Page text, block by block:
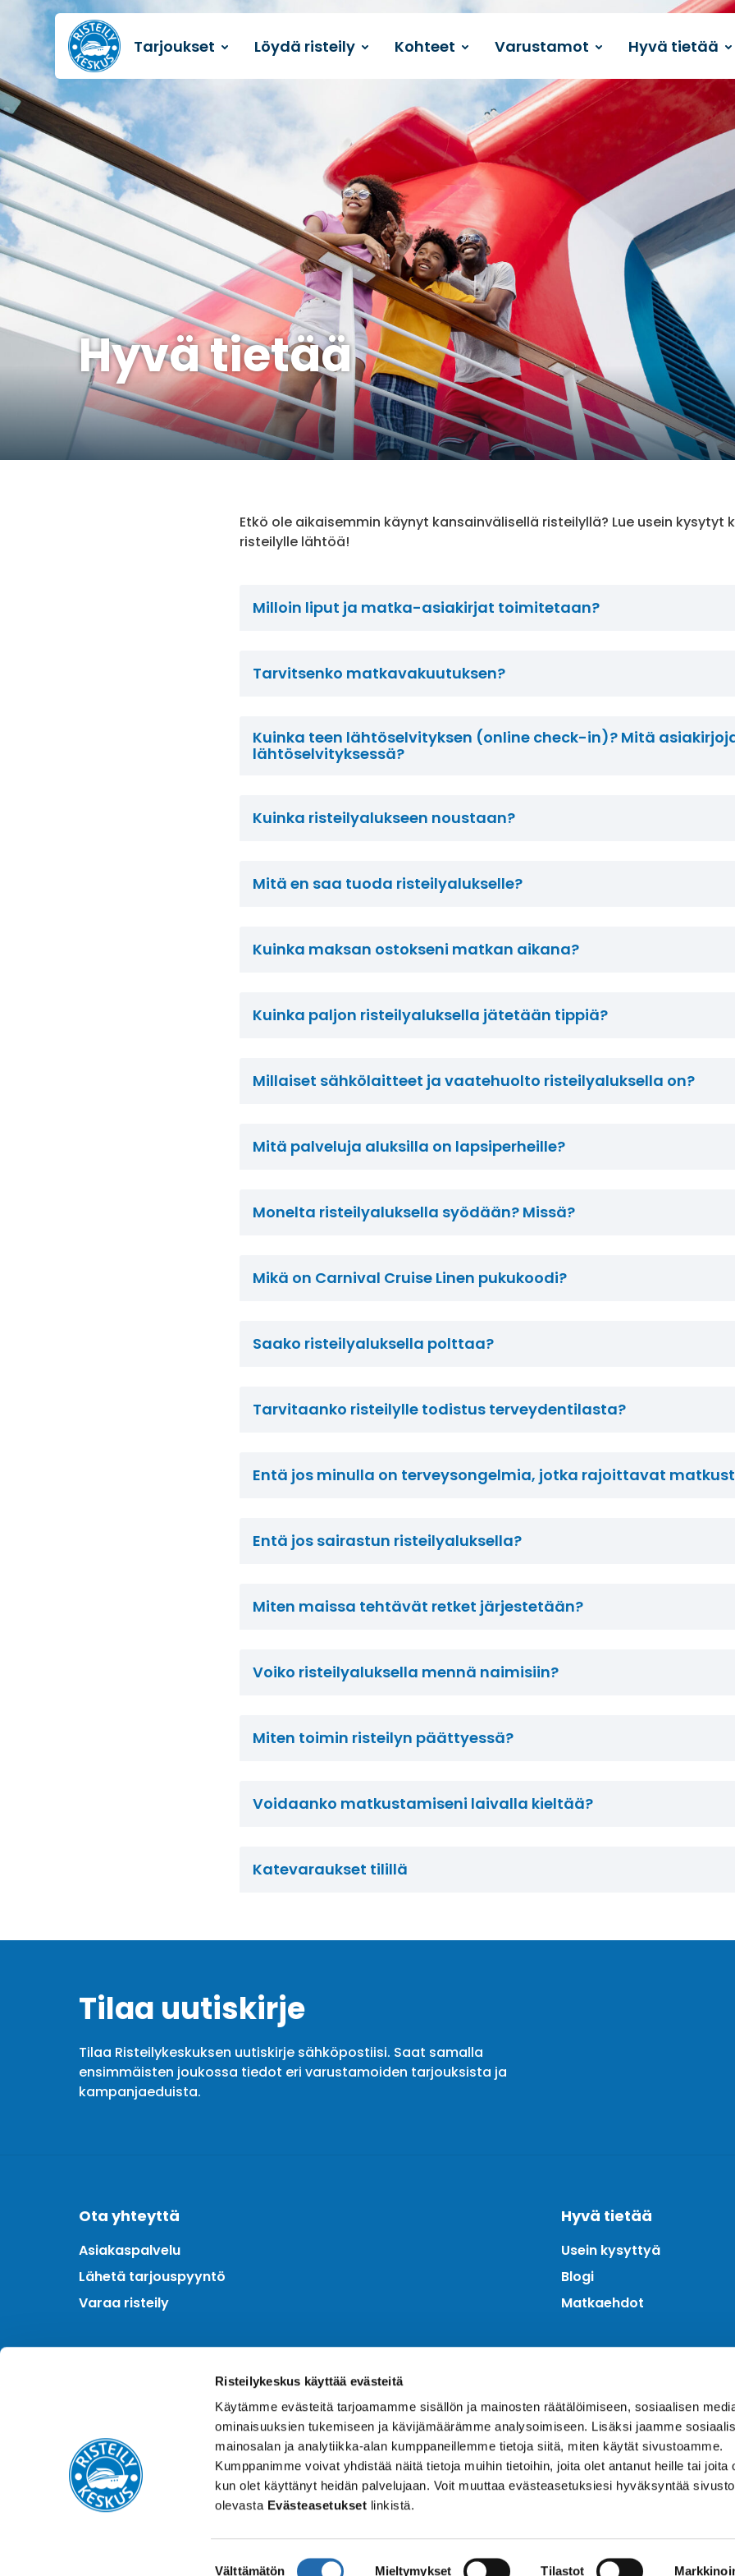
Risteilykeskus käyttää evästeitä
Käytämme evästeitä tarjoamamme sisällön ja mainosten räätälöimiseen, sosiaalisen
ominaisuuksien tukemiseen ja kävijämäärämme analysoimiseen. Lisäksi jaamme
mainosalan ja analytiikka-alan kumppaneillemme tietoja siitä, miten käytät sivustoamme.
Kumppanimme voivat yhdistää näitä tietoja muihin tietoihin, joita olet antanut heille tai joita
kun olet käyttänyt heidän palvelujaan. Voit muuttaa evästeasetuksiesi hyväksyntää
olevasta Evästeasetukset linkistä.
Välttämätön Mieltymykset Tilastot
Etusivulle
Tarjoukset Löydä risteily Kohteet Varustamot Hyvä tietää
Hyvä tietää
Etkö ole aikaisemmin käynyt kansainvälisellä risteilyllä? Lue usein kysytyt
risteilylle lähtöä!
Milloin liput ja matka-asiakirjat toimitetaan?
Tarvitsenko matkavakuutuksen?
Kuinka teen lähtöselvityksen (online check-in)? Mitä
lähtöselvityksessä?
Kuinka risteilyalukseen noustaan?
Mitä en saa tuoda risteilyalukselle?
Kuinka maksan ostokseni matkan aikana?
Kuinka paljon risteilyaluksella jätetään tippiä?
Millaiset sähkölaitteet ja vaatehuolto risteilyaluksella on?
Mitä palveluja aluksilla on lapsiperheille?
Monelta risteilyaluksella syödään? Missä?
Mikä on Carnival Cruise Linen pukukoodi?
Saako risteilyaluksella polttaa?
Tarvitaanko risteilylle todistus terveydentilasta?
Entä jos minulla on terveysongelmia, jotka rajoittavat
Entä jos sairastun risteilyaluksella?
Miten maissa tehtävät retket järjestetään?
Voiko risteilyaluksella mennä naimisiin?
Miten toimin risteilyn päättyessä?
Voidaanko matkustamiseni laivalla kieltää?
Katevaraukset tilillä
Tilaa uutiskirje
Tilaa Risteilykeskuksen uutiskirje sähköpostiisi. Saat samalla
ensimmäisten joukossa tiedot eri varustamoiden tarjouksista ja
kampanjaeduista.
Ota yhteyttä
Asiakaspalvelu
Lähetä tarjouspyyntö
Varaa risteily
Hyvä tietää
Usein kysyttyä
Blogi
Matkaehdot
Meistä
Kotimainen asiantuntija
Finnair Plus